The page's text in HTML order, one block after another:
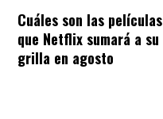
Cuáles son las películas
que Netflix sumará a su
grilla en agosto